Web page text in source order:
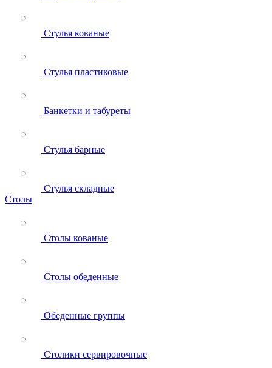
Стулья кованые
Стулья пластиковые
Банкетки и табуреты
Стулья барные
Стулья складные
Столы
Столы кованые
Столы обеденные
Обеденные группы
Столики сервировочные